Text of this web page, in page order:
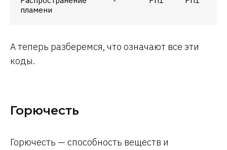
пламени
А теперь разберемся, что означают все эти
коды.
Горючесть
Горючесть — способность веществ и